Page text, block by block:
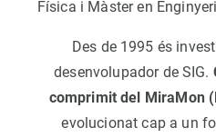
Física i Màster en
Des de 1995 és
desenvolupador de SIG.
comprimit del MiraMon
evolucionat cap a un